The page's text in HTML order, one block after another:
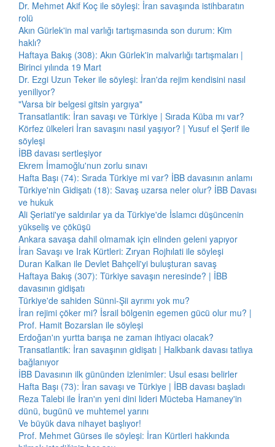
Dr. Mehmet Akif Koç ile söyleşi: İran savaşında istihbaratın
rolü
Akın Gürlek'in mal varlığı tartışmasında son durum: Kim
haklı?
Haftaya Bakış (308): Akın Gürlek'in malvarlığı tartışmaları |
Birinci yılında 19 Mart
Dr. Ezgi Uzun Teker ile söyleşi: İran'da rejim kendisini nasıl
yeniliyor?
"Varsa bir belgesi gitsin yargıya"
Transatlantik: İran savaşı ve Türkiye | Sırada Küba mı var?
Körfez ülkeleri İran savaşını nasıl yaşıyor? | Yusuf el Şerif ile
söyleşi
İBB davası sertleşiyor
Ekrem İmamoğlu'nun zorlu sınavı
Hafta Başı (74): Sırada Türkiye mi var? İBB davasının anlamı
Türkiye'nin Gidişatı (18): Savaş uzarsa neler olur? İBB Davası
ve hukuk
Ali Şeriati'ye saldırılar ya da Türkiye'de İslamcı düşüncenin
yükseliş ve çöküşü
Ankara savaşa dahil olmamak için elinden geleni yapıyor
İran Savaşı ve Irak Kürtleri: Zıryan Rojhılati ile söyleşi
Duran Kalkan ile Devlet Bahçeli'yi buluşturan savaş
Haftaya Bakış (307): Türkiye savaşın neresinde? | İBB
davasının gidişatı
Türkiye'de sahiden Sünni-Şii ayrımı yok mu?
İran rejimi çöker mi? İsrail bölgenin egemen gücü olur mu? |
Prof. Hamit Bozarslan ile söyleşi
Erdoğan'ın yurtta barışa ne zaman ihtiyacı olacak?
Transatlantik: İran savaşının gidişatı | Halkbank davası tatlıya
bağlanıyor
İBB Davasının ilk gününden izlenimler: Usul esası belirler
Hafta Başı (73): İran savaşı ve Türkiye | İBB davası başladı
Reza Talebi ile İran'ın yeni dini lideri Mücteba Hamaney'in
dünü, bugünü ve muhtemel yarını
Ve büyük dava nihayet başlıyor!
Prof. Mehmet Gürses ile söyleşi: İran Kürtleri hakkında